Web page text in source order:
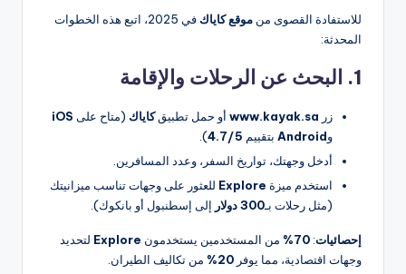
للاستفادة القصوى من موقع كاياك
في 2025، اتبع هذه الخطوات
المحدثة:
1. البحث عن الرحلات والإقامة
زر www.kayak.sa أو حمل تطبيقكاياك (متاح على iOS
وAndroid بتقييم 4.7/5
).
أدخل وجهتك، تواريخ السفر، وعدد المسافرين.
استخدم ميزة Explore للعثور على وجهات تناسب ميزانيتك
(مثل رحلات بـ300 دولار إلى إسطنبول أو بانكوك).
إحصائيات:
70% من المستخدمين يستخدمون Explore لتحديد
وجهات اقتصادية، مما يوفر 20% من تكاليف الطيران.